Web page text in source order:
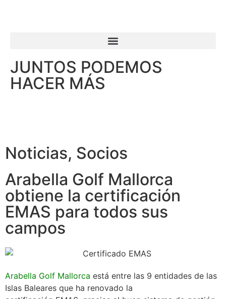
JUNTOS PODEMOS
HACER MÁS
Noticias, Socios
Arabella Golf Mallorca
obtiene la certificación
EMAS para todos sus
campos
Arabella Golf Mallorca está entre las 9 entidades de las
Islas Baleares que ha renovado la